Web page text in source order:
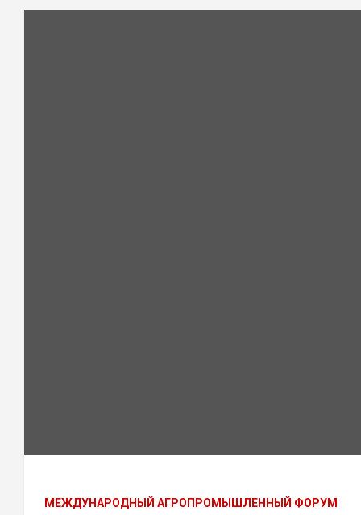
МЕЖДУНАРОДНЫЙ АГРОПРОМЫШЛЕННЫЙ ФОРУМ